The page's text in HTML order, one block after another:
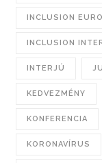
INCLUSION
INCLUSION
INTERJÚ
KEDVEZMÉNY
KONFERENCIA
KORONAVÍRUS